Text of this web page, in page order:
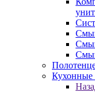
Кухонные